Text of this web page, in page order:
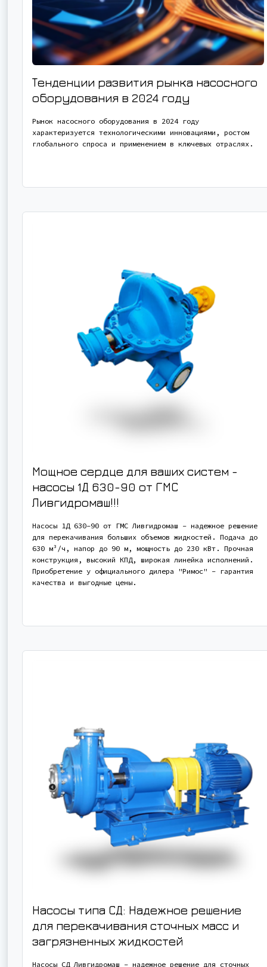
Тенденции развития рынка насосного
оборудования в 2024 году
Рынок насосного оборудования в 2024 году
характеризуется технологическими инновациями, ростом
глобального спроса и применением в ключевых отраслях.
Мощное сердце для ваших систем -
насосы 1Д 630-90 от ГМС
Ливгидромаш!!!
Насосы 1Д 630-90 от ГМС Ливгидромаш - надежное решение
для перекачивания больших объемов жидкостей. Подача до
630 м³/ч, напор до 90 м, мощность до 230 кВт. Прочная
конструкция, высокий КПД, широкая линейка исполнений.
Приобретение у официального дилера "Римос" - гарантия
качества и выгодные цены.
Насосы типа СД: Надежное решение
для перекачивания сточных масс и
загрязненных жидкостей
Насосы СД Ливгидромаш – надежное решение для сточных